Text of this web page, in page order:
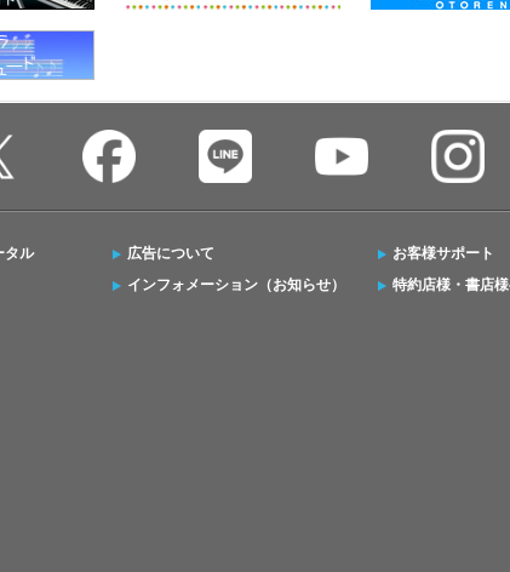
タル
広告について
インフォメーション（お知らせ）
お客様サポート
特約店様・書店